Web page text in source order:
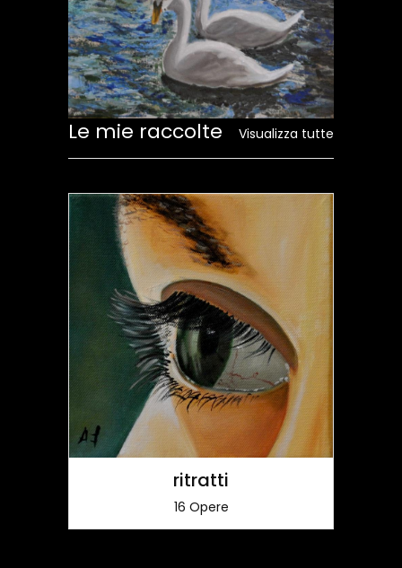
Visualizza tutte
Le mie raccolte
ritratti
16 Opere